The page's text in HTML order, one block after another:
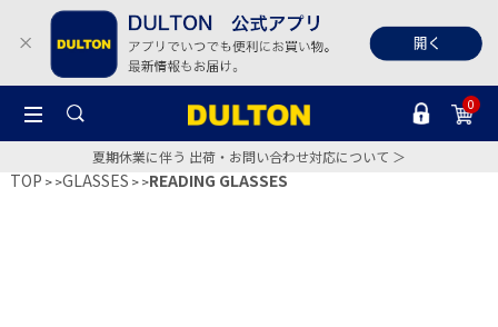
0
夏期休業に伴う 出荷・お問い合わせ対応について ＞
TOP >GLASSES >READING GLASSES